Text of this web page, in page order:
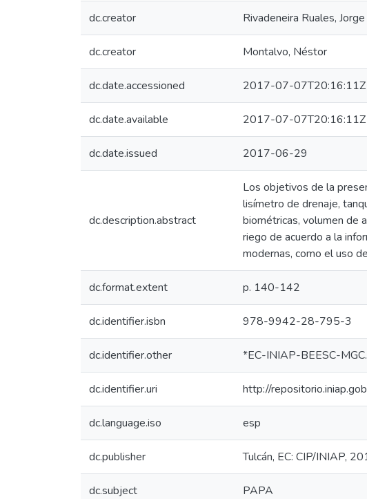
dc.creator Rivadeneira Ruales,
dc.creator Montalvo, Néstor
dc.date.accessioned 2017-07-07T20:16:11Z
dc.date.available 2017-07-07T20:16:11Z
dc.date.issued 2017-06-29
dc.description.abstract
Los objetivos de la
lisímetro de drenaje,
biométricas, volumen de
riego de acuerdo a la
modernas, como el uso
dc.format.extent p. 140-142
dc.identifier.isbn 978-9942-28-795-3
dc.identifier.other *EC-INIAP-BEESC-
dc.identifier.uri http://
dc.language.iso esp
dc.publisher Tulcán, EC: CIP/INIAP,
dc.subject PAPA